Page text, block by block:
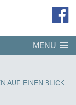
MENU
AUF EINEN BLICK